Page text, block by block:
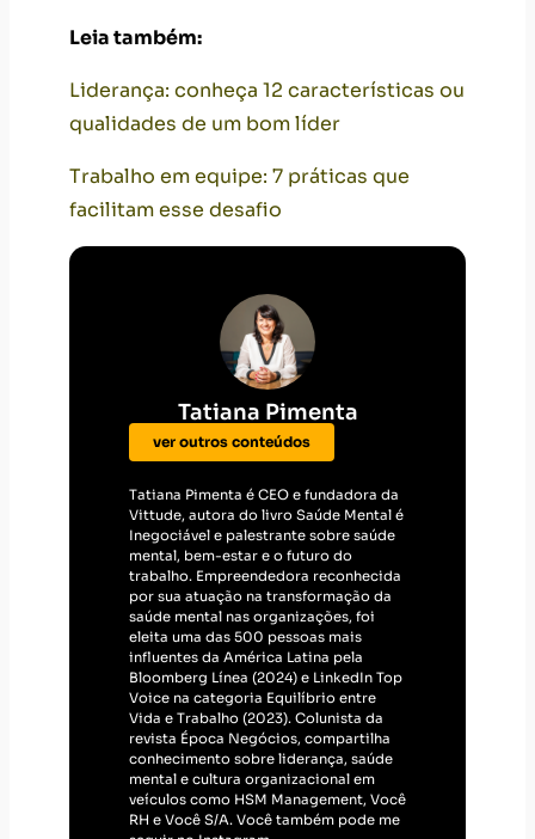
Leia também:
Liderança: conheça 12 características ou
qualidades de um bom líder
Trabalho em equipe: 7 práticas que
facilitam esse desafio
Tatiana Pimenta
ver outros conteúdos
Tatiana Pimenta é CEO e fundadora da
Vittude, autora do livro Saúde Mental é
Inegociável e palestrante sobre saúde
mental, bem-estar e o futuro do
trabalho. Empreendedora reconhecida
por sua atuação na transformação da
saúde mental nas organizações, foi
eleita uma das 500 pessoas mais
influentes da América Latina pela
Bloomberg Línea (2024) e LinkedIn Top
Voice na categoria Equilíbrio entre
Vida e Trabalho (2023). Colunista da
revista Época Negócios, compartilha
conhecimento sobre liderança, saúde
mental e cultura organizacional em
veículos como HSM Management, Você
RH e Você S/A. Você também pode me